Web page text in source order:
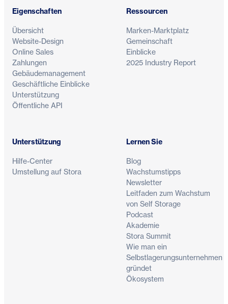
Eigenschaften
Übersicht
Website-Design
Online Sales
Zahlungen
Gebäudemanagement
Geschäftliche Einblicke
Unterstützung
Öffentliche API
Ressourcen
Marken-Marktplatz
Gemeinschaft
Einblicke
2025 Industry Report
Unterstützung
Hilfe-Center
Umstellung auf Stora
Lernen Sie
Blog
Wachstumstipps
Newsletter
Leitfaden zum Wachstum
von Self Storage
Podcast
Akademie
Stora Summit
Wie man ein
Selbstlagerungsunternehmen
gründet
Ökosystem